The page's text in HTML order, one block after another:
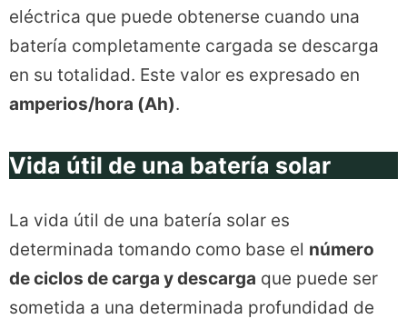
eléctrica que puede obtenerse cuando una
batería completamente cargada se descarga
en su totalidad. Este valor es expresado en
amperios/hora (Ah).
Vida útil de una batería solar
La vida útil de una batería solar es
determinada tomando como base el número
de ciclos de carga y descarga que puede ser
sometida a una determinada profundidad de